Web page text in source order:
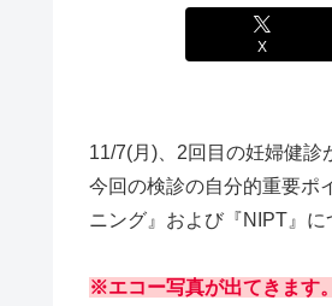
X
11/7(月)、2回目の妊婦健診
今回の検診の自分的重要ポ
ニング』および『NIPT』に
※エコー写真が出てきます。